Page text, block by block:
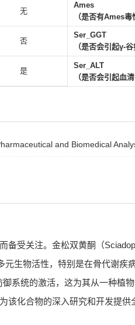
无
Ames
（是否有Ames
否
Ser_GGT
（是否会引起γ-
是
Ser_ALT
（是否会引起血
and Biomedical Analysis(5
受关注。金松双黄酮（
生物活性，特别是在骨代谢
系统的激活，这为其从一种
化合物的深入研究和开发提供